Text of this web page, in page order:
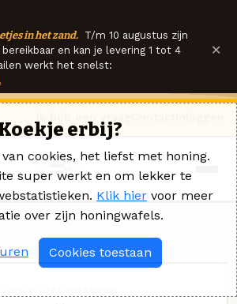
in het zand. T/m 10 augustus zijn
en kan je levering 1 tot 4
werkt het snelst:
×
erbij?
cookies, het liefst met honing.
super werkt en om lekker te
Klik hier voor meer
over zijn honingwafels.
Cookies toestaan